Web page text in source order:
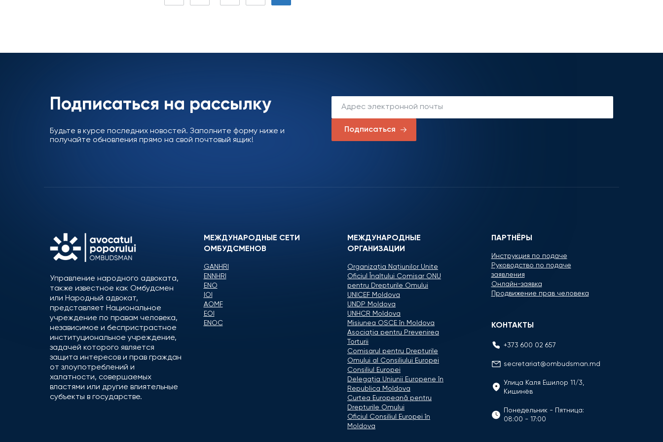
Подписаться на рассылку
Будьте в курсе последних новостей. Заполните форму ниже и
получайте обновления прямо на свой почтовый ящик!
Подписаться
Управление народного адвоката,
также известное как Омбудсмен
или Народный адвокат,
представляет Национальное
учреждение по правам человека,
независимое и беспристрастное
институциональное учреждение,
задачей которого является
защита интересов и прав граждан
от злоупотреблений и
халатности, совершаемых
властями или другие влиятельные
субъекты в государстве.
МЕЖДУНАРОДНЫЕ СЕТИ
ОМБУДСМЕНОВ
GANHRI
ENNHRI
ENO
IOI
AOMF
EOI
ENOC
МЕЖДУНАРОДНЫЕ
ОРГАНИЗАЦИИ
Organizaţia Naţiunilor Unite
Oficiul Înaltului Comisar ONU
pentru Drepturile Omului
UNICEF Moldova
UNDP Moldova
UNHCR Moldova
Misiunea OSCE în Moldova
Asociaţia pentru Prevenirea
Torturii
Comisarul pentru Drepturile
Omului al Consiliului Europei
Consiliul Europei
Delegaţia Uniunii Europene în
Republica Moldova
Curtea Europeană pentru
Drepturile Omului
Oficiul Consiliul Europei în
Moldova
ПАРТНЁРЫ
Инструкция по подаче
Руководство по подаче
заявления
Онлайн-заявка
Продвижение прав человека
КОНТАКТЫ
+373 600 02 657
secretariat@ombudsman.md
Улица Каля Ешилор 11/3,
Кишинёв
Понедельник - Пятница:
08:00 - 17:00